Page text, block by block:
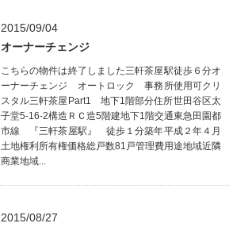
2015/09/04
オーナーチェンジ
こちらの物件は終了しました三軒茶屋駅徒歩６分オ
ーナーチェンジ オートロック 事務所使用可クリ
スタル三軒茶屋Part1 地下1階部分住所世田谷区太
子堂5-16-2構造ＲＣ造5階建地下1階交通東急田園都
市線 『三軒茶屋駅』 徒歩１分築年平成２年４月
土地権利所有権価格総戸数81戸管理費用途地域近隣
商業地域...
2015/08/27